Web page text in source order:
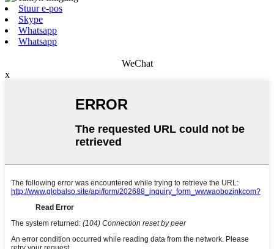
Stuur e-pos
Skype
Whatsapp
Whatsapp
WeChat
x